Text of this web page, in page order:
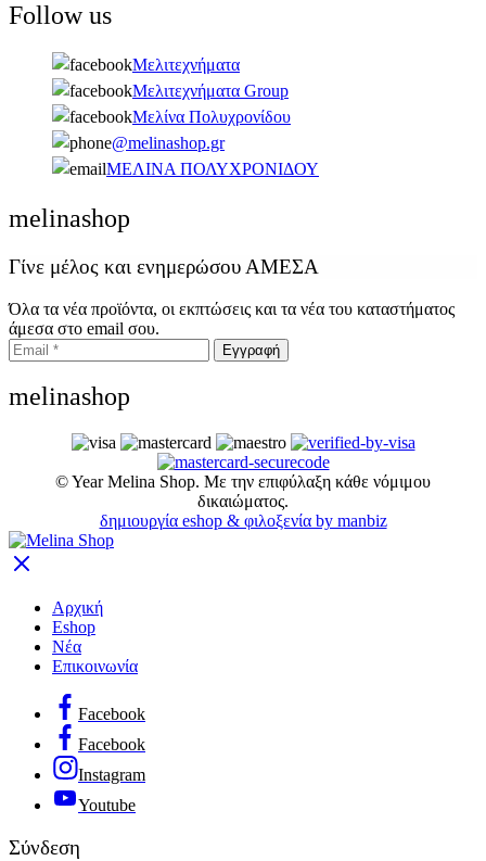
Follow us
Μελιτεχνήματα
Μελιτεχνήματα Group
Μελίνα Πολυχρονίδου
@melinashop.gr
ΜΕΛΙΝΑ ΠΟΛΥΧΡΟΝΙΔΟΥ
melinashop
Γίνε μέλος και ενημερώσου ΑΜΕΣΑ
Όλα τα νέα προϊόντα, οι εκπτώσεις και τα νέα του καταστήματος
άμεσα στο email σου.
melinashop
©YearMelina Shop. Με την επιφύλαξη κάθε νόμιμου
δικαιώματος.
δημιουργία eshop & φιλοξενία by manbiz
Αρχική
Eshop
Νέα
Επικοινωνία
Facebook
Facebook
Instagram
Youtube
Σύνδεση